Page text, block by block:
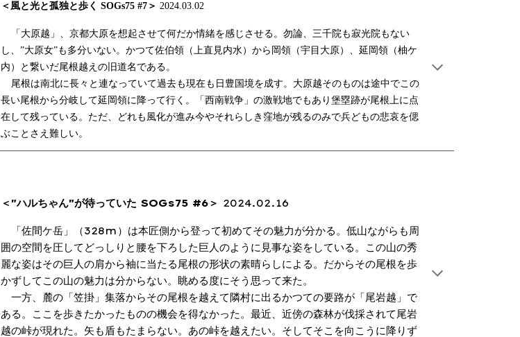
＜風と光と孤独と歩く SOGs75 #7＞ 2024.03.02
「大原越」、京都大原を想起させて何だか情緒を感じさせる。勿論、三千院も寂光院もない
し、”大原女”も多分いない。かつて佐伯領（上直見内水）から岡領（宇目大原）、延岡領（柚ケ
内）と繋いだ尾根越えの旧道名である。
尾根は南北に長々と連なっていて過去も現在も日豊国境を成す。大原越そのものは途中でこの
長い尾根から分岐して延岡領に降って行く。「西南戦争」の激戦地でもあり堡塁跡が尾根上に点
在して残っている。ただ、どれも風化が進み今やそれらしき窪地が残るのみで兵どもの悲哀を偲
ぶことさえ難しい。
＜"ハルちゃん"が待っていた SOGs75 #6＞ 2024.02.16
「佐間ケ岳」（328m ）は本匠側から登って初めてその魅力が分かる。低山ながらも周
囲の空間を圧してどっしりと腰を下ろした巨人のように見事な姿をしている。この山の秀
麗な姿はその巨人の肩から袖に当たる尾根の形状の素晴らしによる。だからその尾根を歩
かずしてこの山の魅力は分からない。眺める度にそう思って来た。
一方、麓の「笠掛」集落からその尾根を越えて隣村に出るかつての要路が「尾岩越」で
ある。ここを歩きたかったものの機会を得なかった。最近、近傍の森林が伐採されて尾岩
越の峠が現れた。矢も盾もたまらない。あの峠を越えたい。そしてそこを向こうに降りず